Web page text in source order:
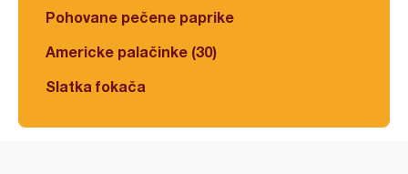
Pohovane pečene paprike
Americke palačinke (30)
Slatka fokača